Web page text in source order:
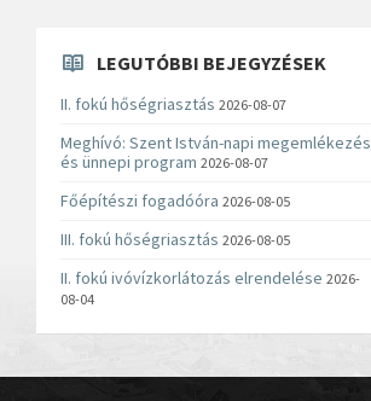
LEGUTÓBBI BEJEGYZÉSEK
II. fokú hőségriasztás 2026-08-07
Meghívó: Szent István-napi megemlékezés
és ünnepi program 2026-08-07
Főépítészi fogadóóra 2026-08-05
III. fokú hőségriasztás 2026-08-05
II. fokú ivóvízkorlátozás elrendelése 2026-
08-04